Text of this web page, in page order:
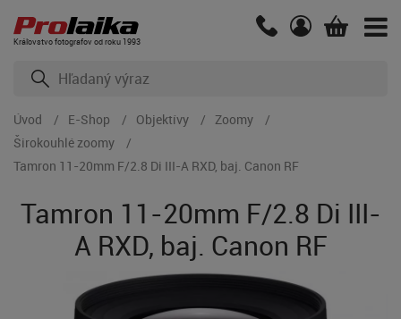
Kráľovstvo fotografov od roku 1993
Úvod E-Shop Objektívy
Zoomy
Širokouhlé zoomy
Tamron 11-20mm F/2.8 Di III-A RXD, baj. Canon RF
Tamron 11-20mm F/2.8 Di III-
A RXD, baj. Canon RF